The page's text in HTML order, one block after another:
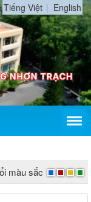
Tiếng Việt English
màu sắc